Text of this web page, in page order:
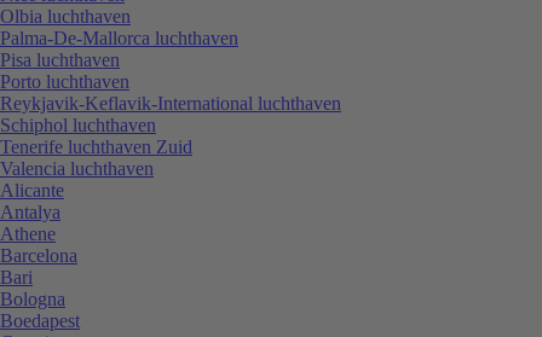
Olbia luchthaven
Palma-De-Mallorca luchthaven
Pisa luchthaven
Porto luchthaven
Reykjavik-Keflavik-International luchthaven
Schiphol luchthaven
Tenerife luchthaven Zuid
Valencia luchthaven
Alicante
Antalya
Athene
Barcelona
Bari
Bologna
Boedapest